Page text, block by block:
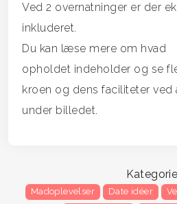
Ved 2 overnatninger er der
inkluderet.
Du kan læse mere om hvad
opholdet indeholder og se
kroen og dens faciliteter ved
under billedet.
Madoplevelser Date idéer